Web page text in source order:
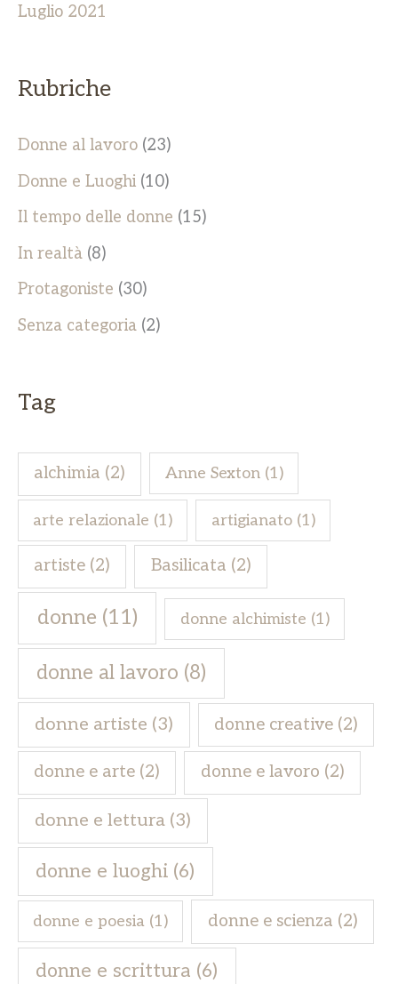
Luglio 2021
Rubriche
Donne al lavoro (23)
Donne e Luoghi (10)
Il tempo delle donne (15)
In realtà (8)
Protagoniste (30)
Senza categoria (2)
Tag
alchimia (2) Anne Sexton(1)
arte relazionale (1) artigianato(1)
artiste (2) Basilicata (2)
donne (11) donne alchimiste (1)
donne al lavoro (8)
donne artiste (3) donne creative (2)
donne e arte (2) donne e lavoro (2)
donne e lettura(3)
donne e luoghi (6)
donne e poesia (1) donne e scienza (2)
donne e scrittura (6)